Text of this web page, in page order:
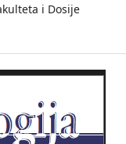
i Dosije